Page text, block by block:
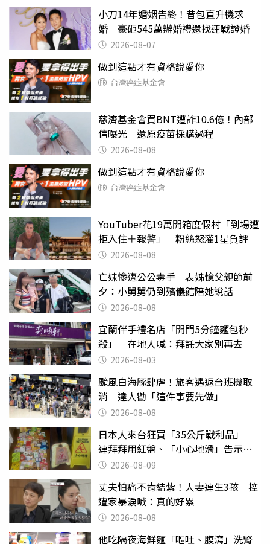
小刀14年婚姻告終！昔包直升機求
婚 豪砸545萬辦婚禮還找連戰證婚
2026-08-07
做到這點才有資格說愛你
台灣癌症基金會
慈濟基金會買BNT遭詐10.6億！內部
信曝光 還原疫苗採購過程
2026-08-08
做到這點才有資格說愛你
台灣癌症基金會
YouTuber花19萬開箱度假村「到場遭
拒入住＋報警」 粉絲怒灌1星負評
2026-08-08
亡妹慘遭公公毒手 表姊憶父親節前
夕：小舅舅仍到殯儀館陪她說話
2026-08-08
宜蘭伴手禮名店「開門5分鐘麵包秒
殺」 在地人喊：拜託大家別再去
2026-08-03
颱風白海豚肆虐！旅客遇返台班機取
消 達人勸「這件事要先做」
2026-08-08
日本人來台狂買「35公斤戰利品」
連拜拜用紅盤、「小心地滑」告示牌
也帶回家
2026-08-09
丈夫怕痛不肯結紮！人妻連生3孩 控
遭家暴淚喊：真的好累
2026-08-08
他吃隔夜海鮮麵「嘔吐、腹瀉」洗腎